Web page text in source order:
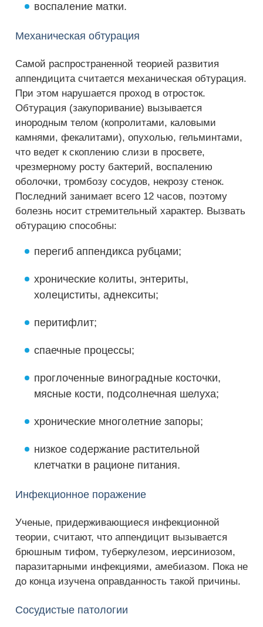
воспаление матки.
Механическая обтурация
Самой распространенной теорией развития
аппендицита считается механическая обтурация.
При этом нарушается проход в отросток.
Обтурация (закупоривание) вызывается
инородным телом (копролитами, каловыми
камнями, фекалитами), опухолью, гельминтами,
что ведет к скоплению слизи в просвете,
чрезмерному росту бактерий, воспалению
оболочки, тромбозу сосудов, некрозу стенок.
Последний занимает всего 12 часов, поэтому
болезнь носит стремительный характер. Вызвать
обтурацию способны:
перегиб аппендикса рубцами;
хронические колиты, энтериты,
холециститы, аднекситы;
перитифлит;
спаечные процессы;
проглоченные виноградные косточки,
мясные кости, подсолнечная шелуха;
хронические многолетние запоры;
низкое содержание растительной
клетчатки в рационе питания.
Инфекционное поражение
Ученые, придерживающиеся инфекционной
теории, считают, что аппендицит вызывается
брюшным тифом, туберкулезом, иерсиниозом,
паразитарными инфекциями, амебиазом. Пока не
до конца изучена оправданность такой причины.
Сосудистые патологии